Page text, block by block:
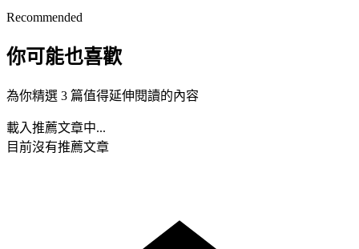
Recommended
你可能也喜歡
為你精選 3 篇值得延伸閱讀的內容
載入推薦文章中...
目前沒有推薦文章